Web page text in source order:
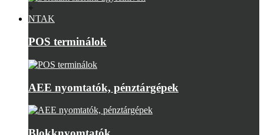
+
NTAK
POS terminálok
AEE nyomtatók, pénztárgépek